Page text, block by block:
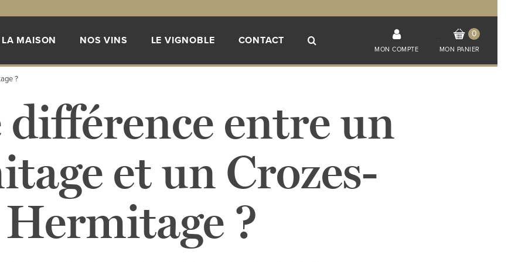
LA MAISON NOS VINS LE VIGNOBLE CONTACT
MON COMPTE
0
MON PANIER
?
entre un
et un Crozes-
Hermitage ?